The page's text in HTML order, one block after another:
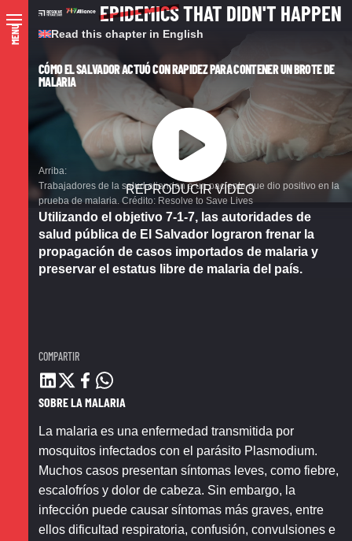
MENU
EPIDEMICSTHAT DIDN'T HAPPEN
Read this chapter in English
CÓMO EL SALVADOR ACTUÓ CON RAPIDEZ PARA CONTENER UN BROTE DE
MALARIA
Utilizando el objetivo 7-1-7, las autoridades de
salud pública de El Salvador lograron frenar la
propagación de casos importados de malaria y
preservar el estatus libre de malaria del país.
Trabajadores de la salud atienden a un paciente que dio positivo en la
prueba de malaria. Crédito: Resolve to Save Lives
REPRODUCIR VÍDEO
COMPARTIR
SOBRE LA MALARIA
La malaria es una enfermedad transmitida por
mosquitos infectados con el parásito Plasmodium.
Muchos casos presentan síntomas leves, como fiebre,
escalofríos y dolor de cabeza. Sin embargo, la
infección puede causar síntomas más graves, entre
ellos dificultad respiratoria, confusión, convulsiones e